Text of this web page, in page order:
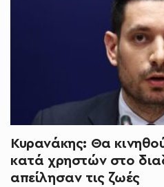
Κυρανάκης: Θα
κατά χρηστών στο
απείλησαν τις ζωές